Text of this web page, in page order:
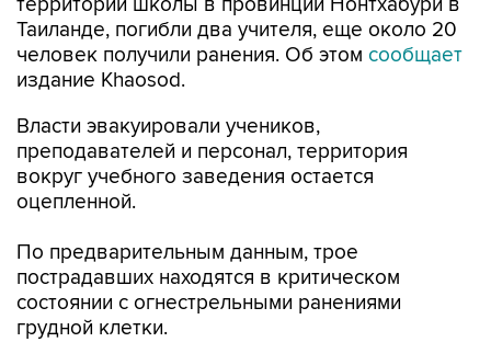
Таиланде, погибли два учителя, еще около 20
человек получили ранения. Об этом сообщает
издание Khaosod.
Власти эвакуировали учеников,
преподавателей и персонал, территория
вокруг учебного заведения остается
оцепленной.
По предварительным данным, трое
пострадавших находятся в критическом
состоянии с огнестрельными ранениями
грудной клетки.